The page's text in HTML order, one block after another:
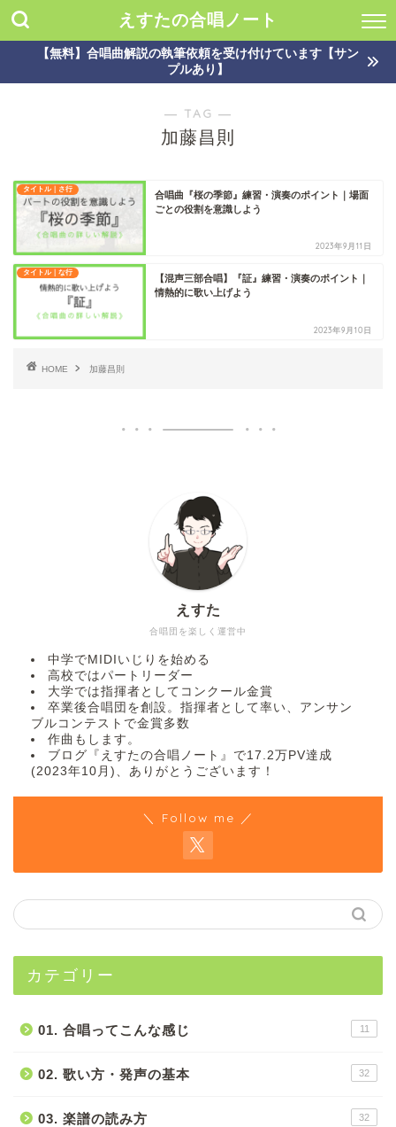
えすたの合唱ノート
【無料】合唱曲解説の執筆依頼を受け付けています【サン
プルあり】
― TAG ―
加藤昌則
タイトル｜さ行
合唱曲『桜の季節』練習・演奏のポイント｜場面
ごとの役割を意識しよう
2023年9月11日
タイトル｜な行
【混声三部合唱】『証』練習・演奏のポイント｜
情熱的に歌い上げよう
2023年9月10日
HOME 加藤昌則
合唱団を楽しく運営中
えすた
中学でMIDIいじりを始める
高校ではパートリーダー
大学では指揮者としてコンクール金賞
卒業後合唱団を創設。指揮者として率い、アンサン
ブルコンテストで金賞多数
作曲もします。
ブログ『えすたの合唱ノート』で17.2万PV達成
(2023年10月)、ありがとうございます！
＼ Follow me ／
カテゴリー
01. 合唱ってこんな感じ 11
02. 歌い方・発声の基本 32
03. 楽譜の読み方 32